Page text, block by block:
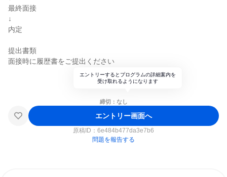
最終面接
↓
内定
提出書類
面接時に履歴書をご提出ください
エントリーするとプログラムの詳細案内を
受け取れるようになります
締切：なし
エントリー画面へ
原稿ID： 6e484b477da3e7b6
問題を報告する